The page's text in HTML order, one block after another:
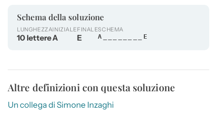
Schema della soluzione
LUNGHEZZA
10 lettere
INIZIALE
A
FINALE
E
SCHEMA
A________E
Altre definizioni con questa soluzione
Un collega di Simone Inzaghi